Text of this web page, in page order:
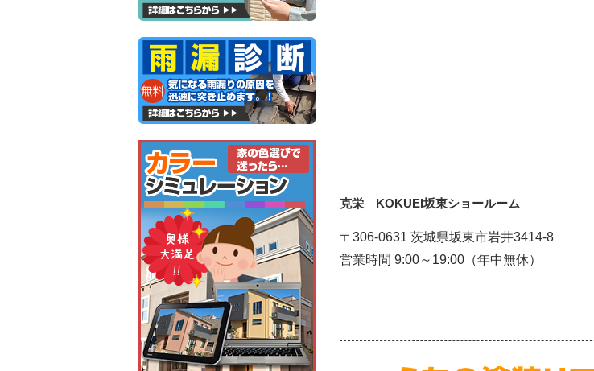
克栄 KOKUEI坂東ショールーム
〒306-0631 茨城県坂東市岩井3414-8
営業時間 9:00～19:00（年中無休）